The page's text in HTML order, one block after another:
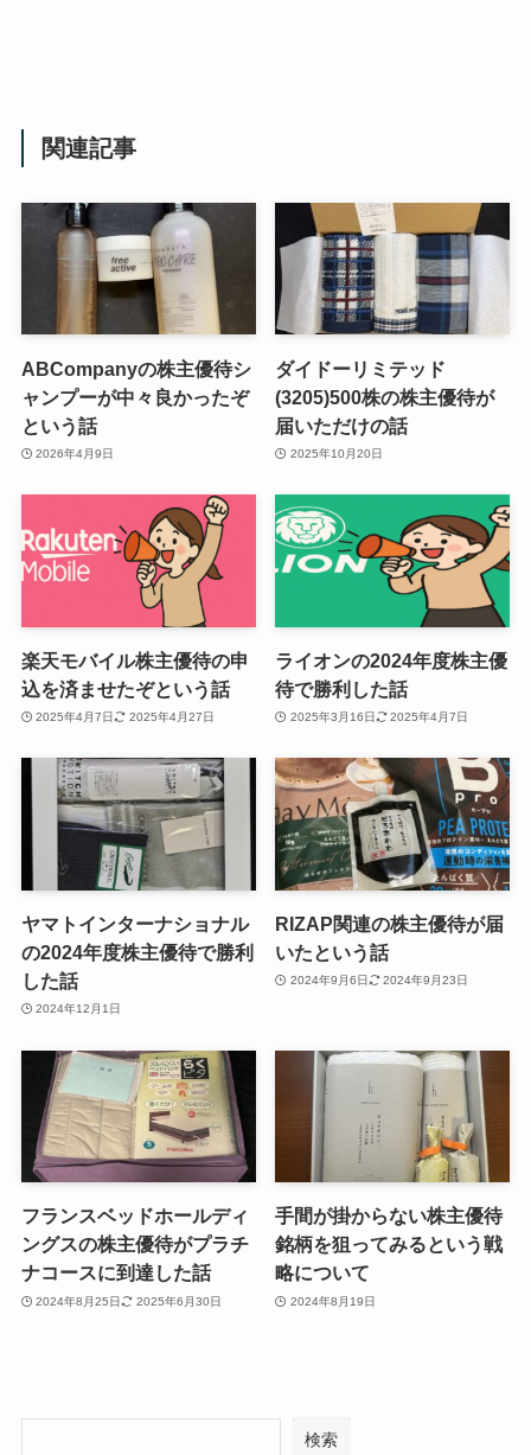
関連記事
ABCompanyの株主優待シ
ャンプーが中々良かったぞ
という話
2026年4月9日
ダイドーリミテッド
(3205)500株の株主優待が
届いただけの話
2025年10月20日
楽天モバイル株主優待の申
込を済ませたぞという話
2025年4月7日 2025年4月27日
ライオンの2024年度株主優
待で勝利した話
2025年3月16日 2025年4月7日
ヤマトインターナショナル
の2024年度株主優待で勝利
した話
2024年12月1日
RIZAP関連の株主優待が届
いたという話
2024年9月6日 2024年9月23日
フランスベッドホールディ
ングスの株主優待がプラチ
ナコースに到達した話
2024年8月25日 2025年6月30日
手間が掛からない株主優待
銘柄を狙ってみるという戦
略について
2024年8月19日
検索